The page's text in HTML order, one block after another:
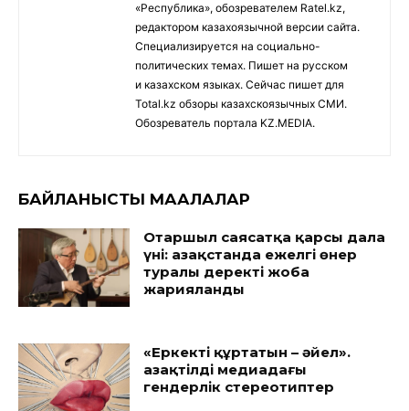
«Республика», обозревателем Ratel.kz,
редактором казахоязычной версии сайта.
Специализируется на социально-
политических темах. Пишет на русском
и казахском языках. Сейчас пишет для
Total.kz обзоры казахскоязычных СМИ.
Обозреватель портала KZ.MEDIA.
БАЙЛАНЫСТЫ МАҚАЛАЛАР
Отаршыл саясатқа қарсы дала
үні: Қазақстанда ежелгі өнер
туралы деректі жоба
жарияланды
«Еркекті құртатын – әйел».
Қазақтілді медиадағы
гендерлік стереотиптер